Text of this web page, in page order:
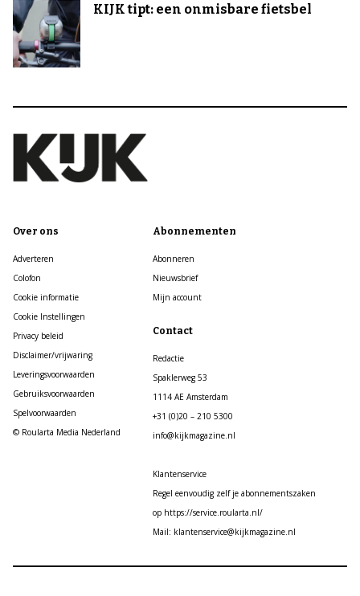
KIJK tipt: een onmisbare fietsbel
Over ons
Adverteren
Colofon
Cookie informatie
Cookie Instellingen
Privacy beleid
Disclaimer/vrijwaring
Leveringsvoorwaarden
Gebruiksvoorwaarden
Spelvoorwaarden
© Roularta Media Nederland
Abonnementen
Abonneren
Nieuwsbrief
Mijn account
Contact
Redactie
Spaklerweg 53
1114 AE Amsterdam
+31 (0)20 – 210 5300
info@kijkmagazine.nl
Klantenservice
Regel eenvoudig zelf je abonnementszaken
op https://service.roularta.nl/
Mail: klantenservice@kijkmagazine.nl